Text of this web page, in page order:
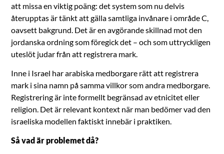
att missa en viktig poäng: det system som nu delvis
återupptas är tänkt att gälla samtliga invånare i område C,
oavsett bakgrund. Det är en avgörande skillnad mot den
jordanska ordning som föregick det – och som uttryckligen
uteslöt judar från att registrera mark.
Inne i Israel har arabiska medborgare rätt att registrera
mark i sina namn på samma villkor som andra medborgare.
Registrering är inte formellt begränsad av etnicitet eller
religion. Det är relevant kontext när man bedömer vad den
israeliska modellen faktiskt innebär i praktiken.
Så vad är problemet då?